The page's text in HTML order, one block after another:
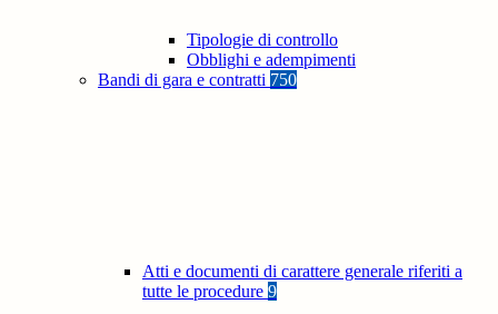
Tipologie di controllo
Obblighi e adempimenti
Bandi di gara e contratti 750
Atti e documenti di carattere generale riferiti a
tutte le procedure 9